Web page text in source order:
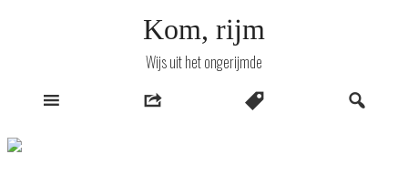
Kom, rijm
Wijs uit het ongerijmde